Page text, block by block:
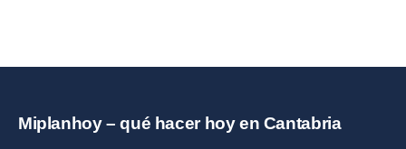
Miplanhoy – qué hacer hoy en Cantabria